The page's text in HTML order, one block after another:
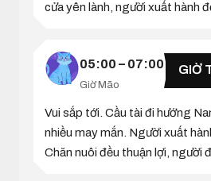
cửa yên lành, người xuất hành
05:00 – 07:00
Giờ Mão
GIỜ
Vui sắp tới. Cầu tài đi hướng
nhiều may mắn. Người xuất
Chăn nuôi đều thuận lợi, người